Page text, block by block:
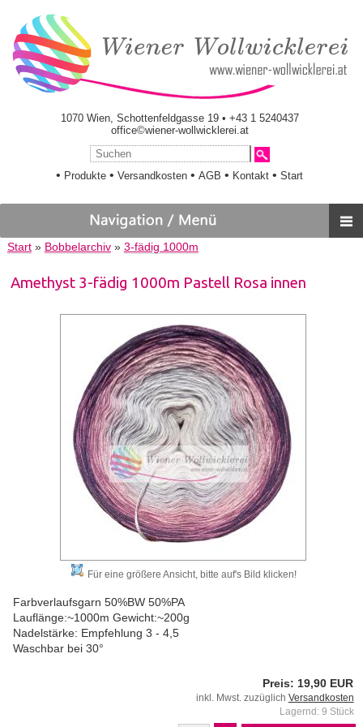
1070 Wien, Schottenfeldgasse 19 • +43 1 5240437
office©wiener-wollwicklerei.at
• Produkte •Versandkosten •AGB • Kontakt •Start
Start» Bobbelarchiv» 3-fädig 1000m
Amethyst 3-fädig 1000m Pastell Rosa innen
Für eine größere Ansicht, bitte auf's Bild klicken!
Farbverlaufsgarn 50%BW 50%PA
Lauflänge:~1000m Gewicht:~200g
Nadelstärke: Empfehlung 3 - 4,5
Waschbar bei 30°
Preis: 19,90 EUR
inkl. Mwst. zuzüglich Versandkosten
Lagernd: 9 Stück